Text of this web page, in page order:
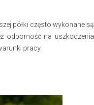
półki często wykonane są
odporność na uszkodzenia
pracy.